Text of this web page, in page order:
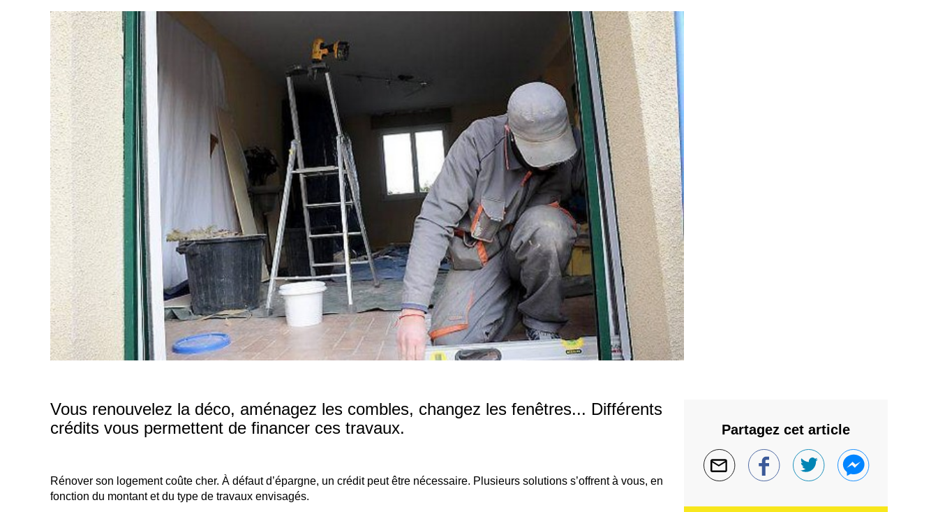
Vous renouvelez la déco, aménagez les combles, changez les fenêtres... Différents
crédits vous permettent de financer ces travaux.
Rénover son logement coûte cher. À défaut d’épargne, un crédit peut être nécessaire. Plusieurs solutions s’offrent à vous, en
fonction du montant et du type de travaux envisagés.
Partagez cet article